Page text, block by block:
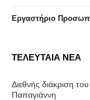
Eργαστήριo
ΤΕΛΕΥΤΑΙΑ ΝΕΑ
Διεθνής διάκριση
Παπαγιάννη